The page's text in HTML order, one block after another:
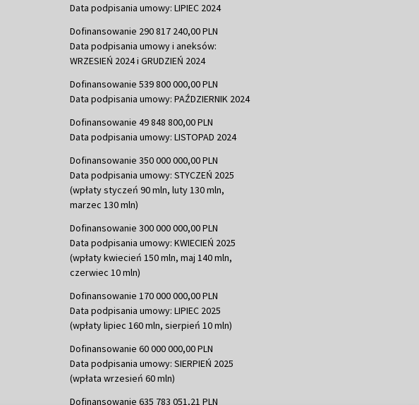
Data podpisania umowy: LIPIEC 2024
Dofinansowanie 290 817 240,00 PLN
Data podpisania umowy i aneksów:
WRZESIEŃ 2024 i GRUDZIEŃ 2024
Dofinansowanie 539 800 000,00 PLN
Data podpisania umowy: PAŹDZIERNIK 2024
Dofinansowanie 49 848 800,00 PLN
Data podpisania umowy: LISTOPAD 2024
Dofinansowanie 350 000 000,00 PLN
Data podpisania umowy: STYCZEŃ 2025
(wpłaty styczeń 90 mln, luty 130 mln,
marzec 130 mln)
Dofinansowanie 300 000 000,00 PLN
Data podpisania umowy: KWIECIEŃ 2025
(wpłaty kwiecień 150 mln, maj 140 mln,
czerwiec 10 mln)
Dofinansowanie 170 000 000,00 PLN
Data podpisania umowy: LIPIEC 2025
(wpłaty lipiec 160 mln, sierpień 10 mln)
Dofinansowanie 60 000 000,00 PLN
Data podpisania umowy: SIERPIEŃ 2025
(wpłata wrzesień 60 mln)
Dofinansowanie 635 783 051,21 PLN